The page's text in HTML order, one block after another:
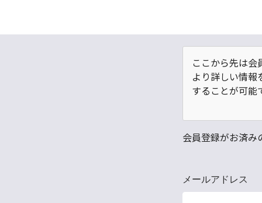
ここから先は会
より詳しい情
することが可能
会員登録がお済み
メールアドレス